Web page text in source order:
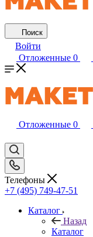
Поиск
Войти
Отложенные 0
Отложенные 0
Телефоны
+7 (495) 749-47-51
Каталог
Назад
Каталог